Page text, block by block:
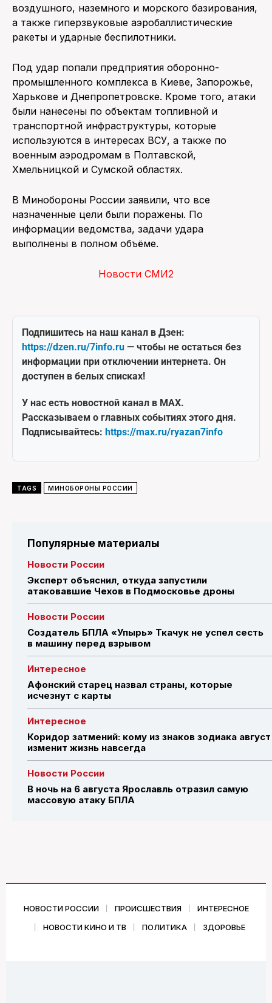
воздушного, наземного и морского базирования,
а также гиперзвуковые аэробаллистические
ракеты и ударные беспилотники.
Под удар попали предприятия оборонно-
промышленного комплекса в Киеве, Запорожье,
Харькове и Днепропетровске. Кроме того, атаки
были нанесены по объектам топливной и
транспортной инфраструктуры, которые
используются в интересах ВСУ, а также по
военным аэродромам в Полтавской,
Хмельницкой и Сумской областях.
В Минобороны России заявили, что все
назначенные цели были поражены. По
информации ведомства, задачи удара
выполнены в полном объёме.
Новости СМИ2
Подпишитесь на наш канал в Дзен:
https://dzen.ru/7info.ru — чтобы не остаться без
информации при отключении интернета. Он
доступен в белых списках!
У нас есть новостной канал в MAX.
Рассказываем о главных событиях этого дня.
Подписывайтесь: https://max.ru/ryazan7info
TAGS МИНОБОРОНЫ РОССИИ
Популярные материалы
Новости России
Эксперт объяснил, откуда запустили
атаковавшие Чехов в Подмосковье дроны
Новости России
Создатель БПЛА «Упырь» Ткачук не успел сесть
в машину перед взрывом
Интересное
Афонский старец назвал страны, которые
исчезнут с карты
Интересное
Коридор затмений: кому из знаков зодиака август
изменит жизнь навсегда
Новости России
В ночь на 6 августа Ярославль отразил самую
массовую атаку БПЛА
НОВОСТИ РОССИИ ПРОИСШЕСТВИЯ
ИНТЕРЕСНОЕ
НОВОСТИ КИНО И ТВ
ПОЛИТИКА ЗДОРОВЬЕ